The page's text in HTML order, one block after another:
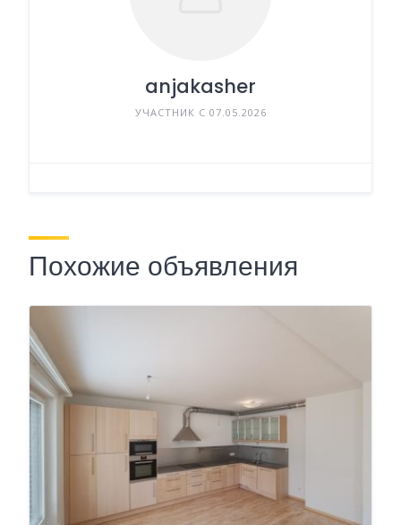
anjakasher
УЧАСТНИК С 07.05.2026
Похожие объявления